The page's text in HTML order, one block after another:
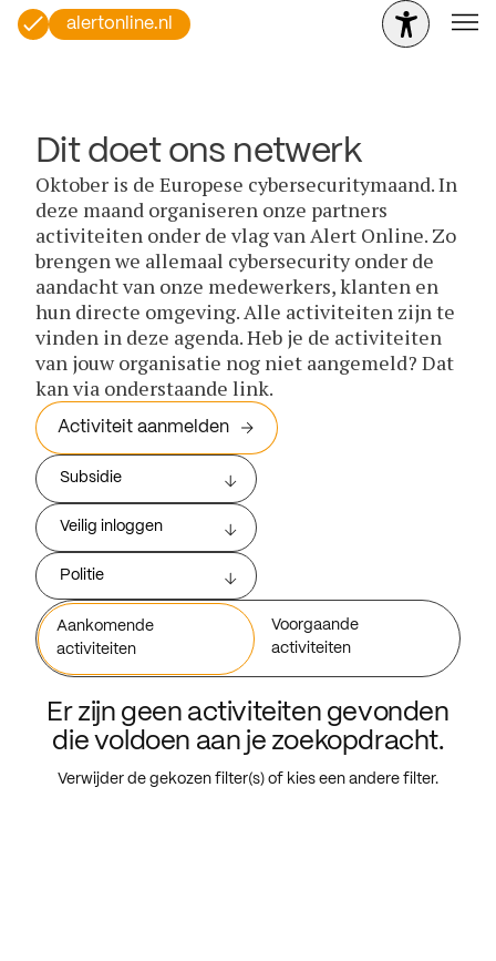
alertonline.nl
Dit doet ons netwerk
Oktober is de Europese cybersecuritymaand. In
deze maand organiseren onze partners
activiteiten onder de vlag van Alert Online. Zo
brengen we allemaal cybersecurity onder de
aandacht van onze medewerkers, klanten en
hun directe omgeving. Alle activiteiten zijn te
vinden in deze agenda. Heb je de activiteiten
van jouw organisatie nog niet aangemeld? Dat
kan via onderstaande link.
Activiteit aanmelden
Subsidie
Veilig inloggen
Politie
Aankomende
activiteiten
Voorgaande
activiteiten
Er zijn geen activiteiten gevonden
die voldoen aan je zoekopdracht.
Verwijder de gekozen filter(s) of kies een andere filter.